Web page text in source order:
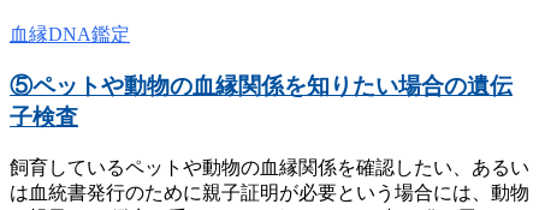
血縁DNA鑑定
⑤ペットや動物の血縁関係を知りたい場合の遺伝
子検査
飼育しているペットや動物の血縁関係を確認したい、あるい
は血統書発行のために親子証明が必要という場合には、動物